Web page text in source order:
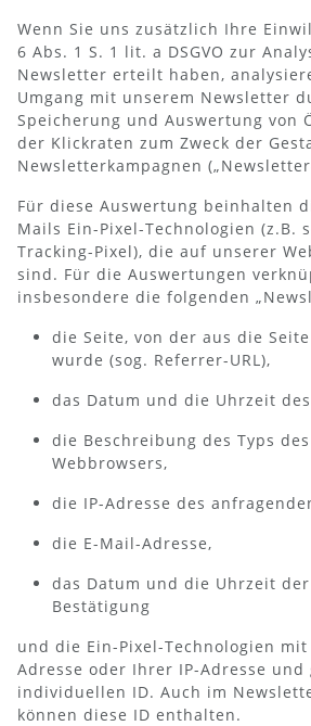
Wenn Sie uns zusätzlich Ihre
6 Abs. 1 S. 1 lit. a DSGVO zur
Newsletter erteilt haben,
Umgang mit unserem Newsletter
Speicherung und Auswertung von
der Klickraten zum Zweck der
Newsletterkampagnen
Für diese Auswertung beinhalten
Mails Ein-Pixel-Technologien (z.B.
Tracking-Pixel), die auf unserer
sind. Für die Auswertungen
insbesondere die folgenden
die Seite, von der aus die
wurde (sog. Referrer-URL),
das Datum und die Uhrzeit
die Beschreibung des Typs
Webbrowsers,
die IP-Adresse des
die E-Mail-Adresse,
das Datum und die Uhrzeit
Bestätigung
und die Ein-Pixel-Technologien
Adresse oder Ihrer IP-Adresse
individuellen ID. Auch im
können diese ID enthalten.